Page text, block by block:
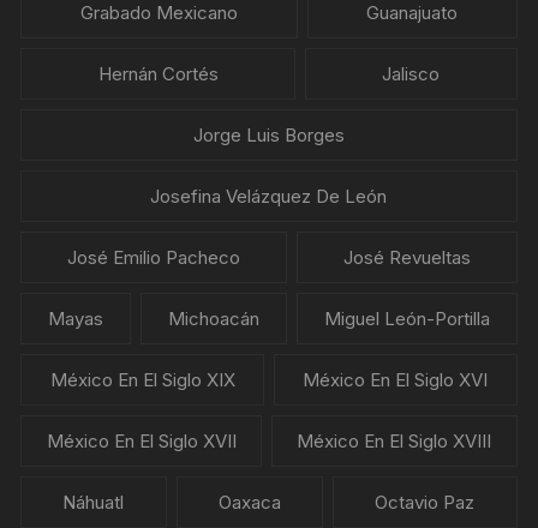
Grabado Mexicano Guanajuato
Hernán Cortés Jalisco
Jorge Luis Borges
Josefina Velázquez De León
José Emilio Pacheco José Revueltas
Mayas Michoacán Miguel León-Portilla
México En El Siglo XIX México En El Siglo XVI
México En El Siglo XVII México En El Siglo XVIII
Náhuatl Oaxaca Octavio Paz